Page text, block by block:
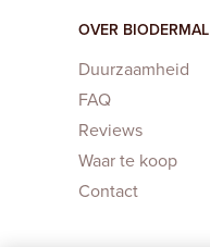
OVER BIODERMAL
Duurzaamheid
FAQ
Reviews
Waar te koop
Contact